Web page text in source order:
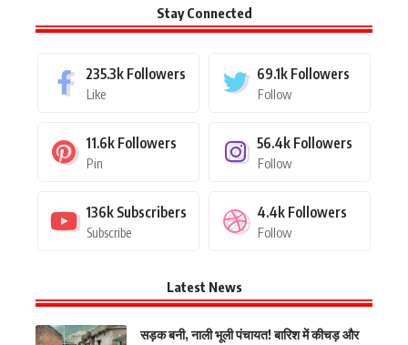
Stay Connected
235.3k Followers
Like
69.1k Followers
Follow
11.6k Followers
Pin
56.4k Followers
Follow
136k Subscribers
Subscribe
4.4k Followers
Follow
Latest News
सड़क बनी, नाली भूली पंचायत! बारिश में कीचड़ और